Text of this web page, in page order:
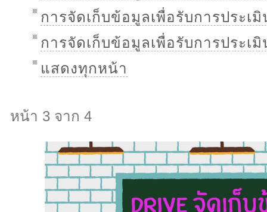
การจัดเก็บข้อมูลเพื่อรับการประเมิ
การจัดเก็บข้อมูลเพื่อรับการประเมิ
แสดงทุกหน้า
หน้า 3 จาก 4